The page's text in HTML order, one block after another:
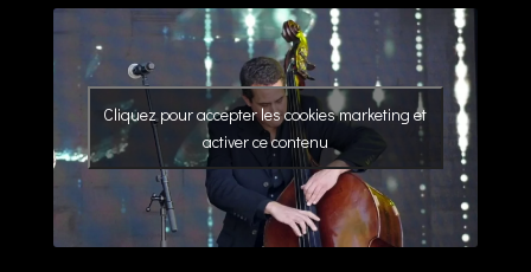
Cliquez pour accepter les cookies marketing et
activer ce contenu